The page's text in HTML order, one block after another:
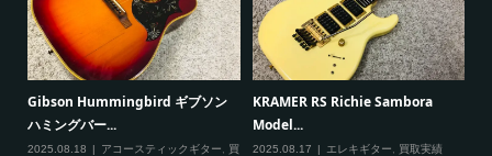
Gibson Hummingbird ギブソン
ハミングバー...
2025.08.18 アコースティックギター
買
KRAMER RS Richie Sambora
Model...
2025.08.17 エレキギター 買取実績